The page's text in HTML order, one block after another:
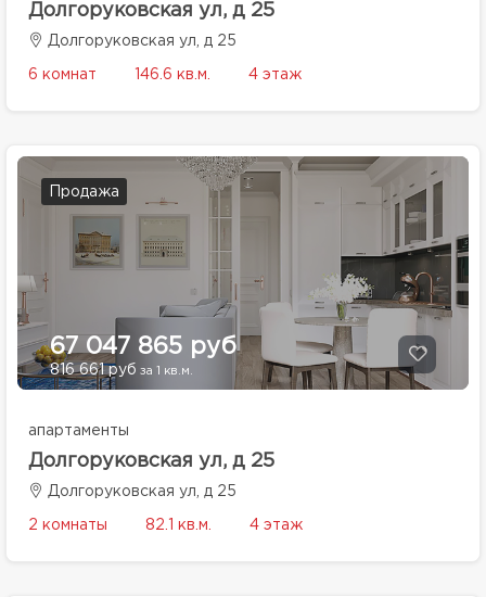
Долгоруковская ул, д 25
Долгоруковская ул, д 25
6 комнат 146.6 кв.м. 4 этаж
Продажа
67 047 865 руб
816 661 руб за 1 кв.м.
апартаменты
Долгоруковская ул, д 25
Долгоруковская ул, д 25
2 комнаты 82.1 кв.м. 4 этаж